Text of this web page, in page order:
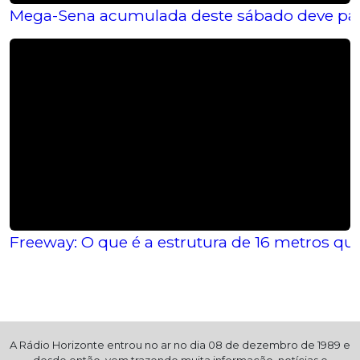
Mega-Sena acumulada deste sábado deve
Freeway: O que é a estrutura de 16 metros
A Rádio Horizonte entrou no ar no dia 08 de dezembro de 1989 e